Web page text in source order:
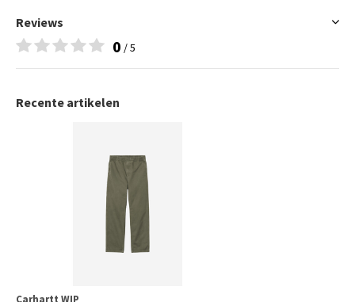
Reviews
0 / 5
Recente artikelen
Carhartt WIP